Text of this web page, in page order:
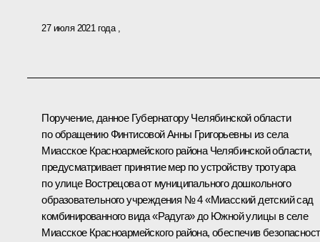
27 июля 2021 года
Поручение, данное Губернатору Челябинской области
по обращению Финтисовой Анны Григорьевны из села
Миасское Красноармейского района Челябинской области,
предусматривает принятие мер по устройству тротуара
по улице Вострецова от муниципального дошкольного
образовательного учреждения № 4 «Миасский детский сад
комбинированного вида «Радуга» до Южной улицы в селе
Миасское Красноармейского района, обеспечив